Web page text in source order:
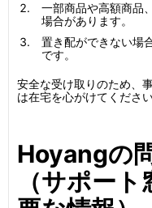
一部商品や高額商品
場合があります。
置き配ができない場
です。
安全な受け取りのため、
は在宅を心がけてください
Hoyangの
（サポー